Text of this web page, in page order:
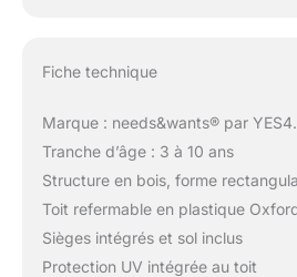
Fiche technique
Marque : needs&wants® par
Tranche d’âge : 3 à 10 ans
Structure en bois, forme
Toit refermable en plastique
Sièges intégrés et sol inclus
Protection UV intégrée au toit